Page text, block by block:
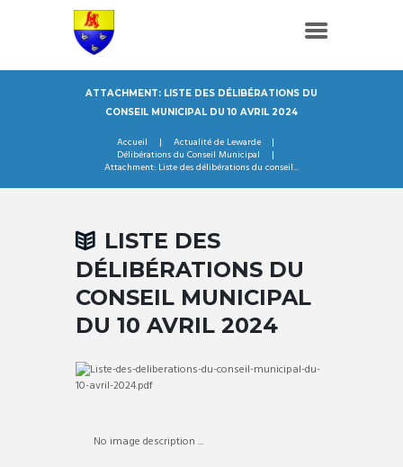
ATTACHMENT: LISTE DES DÉLIBÉRATIONS DU
CONSEIL MUNICIPAL DU 10 AVRIL 2024
Accueil
Actualité de Lewarde
Délibérations du Conseil Municipal
Attachment: Liste des délibérations du conseil...
LISTE DES
DÉLIBÉRATIONS DU
CONSEIL MUNICIPAL
DU 10 AVRIL 2024
No image description ...